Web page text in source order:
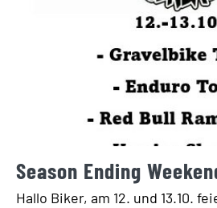
Season Ending
Hallo Biker, am 12. und 13.10.